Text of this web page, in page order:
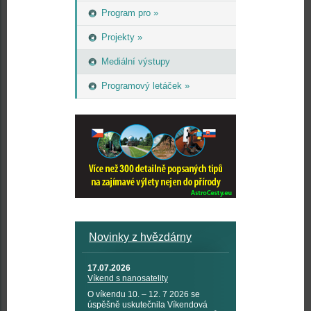
Program pro »
Projekty »
Mediální výstupy
Programový letáček »
Novinky z hvězdárny
17.07.2026
Víkend s nanosatelity
O víkendu 10. – 12. 7 2026 se
úspěšně uskutečnila Víkendová